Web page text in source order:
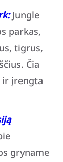
Jungle
parkas,
tigrus,
Čia
įrengta
gryname